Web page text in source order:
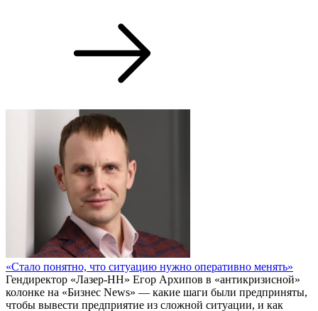
«Стало понятно, что ситуацию нужно оперативно менять»
Гендиректор «Лазер-НН» Егор Архипов в «антикризисной»
колонке на «Бизнес News» — какие шаги были предприняты,
чтобы вывести предприятие из сложной ситуации, и как